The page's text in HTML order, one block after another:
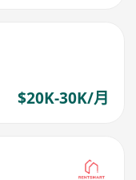
$20K-30K/月